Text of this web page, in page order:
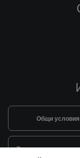
Общи условия
Видове и цена за